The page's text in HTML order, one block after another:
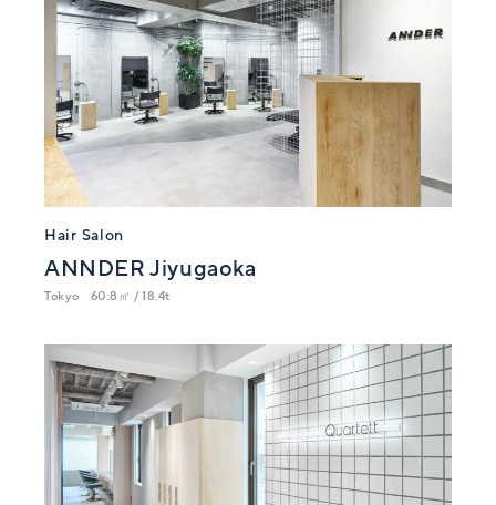
Hair Salon
ANNDER Jiyugaoka
Tokyo 60.8㎡ / 18.4t